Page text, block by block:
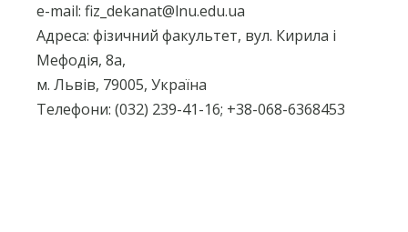
e-mail: fiz_dekanat@lnu.edu.ua
Адреса: фізичний факультет, вул. Кирила і
Мефодія, 8а,
м. Львів, 79005, Україна
Телефони: (032) 239-41-16; +38-068-6368453